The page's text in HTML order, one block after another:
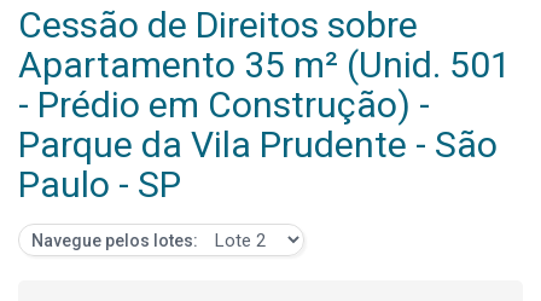
Cessão de Direitos sobre
Apartamento 35 m² (Unid. 501
- Prédio em Construção) -
Parque da Vila Prudente - São
Paulo - SP
Navegue pelos lotes: